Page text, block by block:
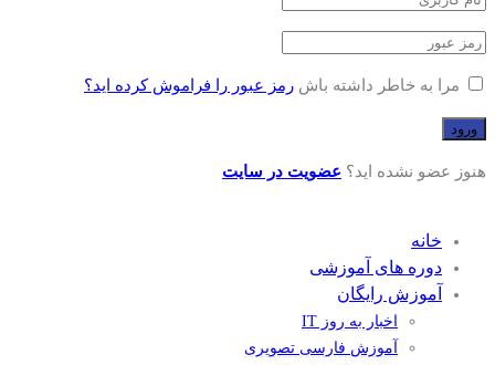
مرا به خاطر داشته باش رمز عبور را فراموش کرده اید؟
هنوز عضو نشده اید؟ عضویت در سایت
خانه
دوره های آموزشی
آموزش رایگان
اخبار به روز IT
آموزش فارسی تصویری